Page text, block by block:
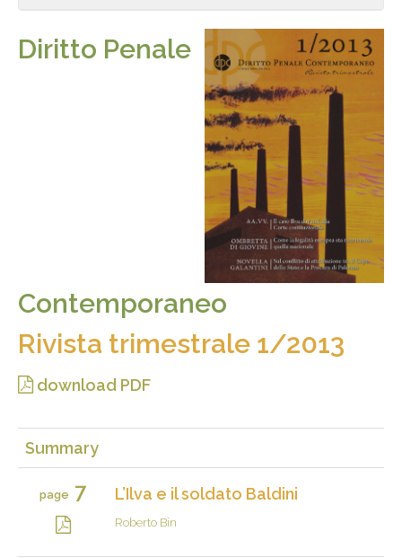
Diritto Penale
Contemporaneo
Rivista trimestrale 1/2013
download PDF
Summary
page 7 L’Ilva e il soldato Baldini
Roberto Bin